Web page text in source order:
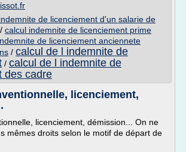
indemnite de licenciement d'un salarie de
/ calcul indemnite de licenciement prime
de licenciement anciennete
/ calcul de l indemnite de
/ calcul de l indemnite de
des cadre
licenciement,
licenciement, démission... On ne
mêmes droits selon le motif de départ de